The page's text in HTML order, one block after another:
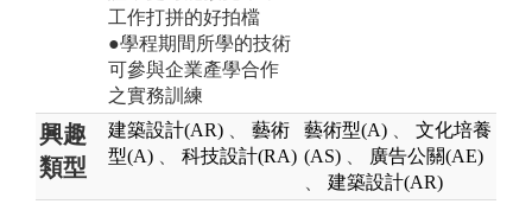
工作打拼的好拍檔
●學程期間所學的技術
可參與企業產學合作
之實務訓練
興趣
類型
建築設計(AR)
藝術
型(A)
科技設計(RA)
藝術型(A)
文化培養
(AS)
廣告公關(AE)
建築設計(AR)